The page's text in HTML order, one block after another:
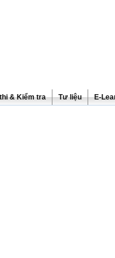
& Kiểm tra Tư liệu E-